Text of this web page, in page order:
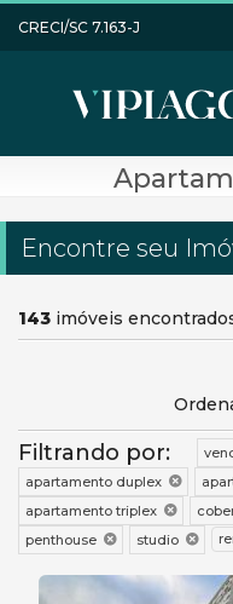
CRECI/SC 7.163-J
Encontre seu
143 imóveis
Filtrando por:
apartamento duplex
apartamento triplex
penthouse
studio